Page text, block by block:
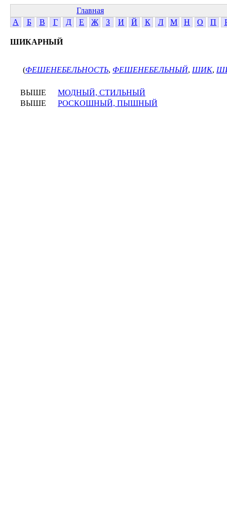
Главная
А
Б В Г Д Е Ж З И Й К Л М Н О П
ШИКАРНЫЙ
(ФЕШЕНЕБЕЛЬНОСТЬ, ФЕШЕНЕБЕЛЬНЫЙ, ШИК,
ВЫШЕ
МОДНЫЙ, СТИЛЬНЫЙ
ВЫШЕ
РОСКОШНЫЙ, ПЫШНЫЙ